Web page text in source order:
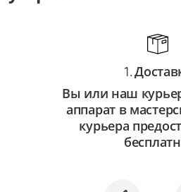
от 750 ₽
Ремонт автофокуса
от 2 250 ₽
Замена объектива
1.
Вы или наш
аппарат в
курьера